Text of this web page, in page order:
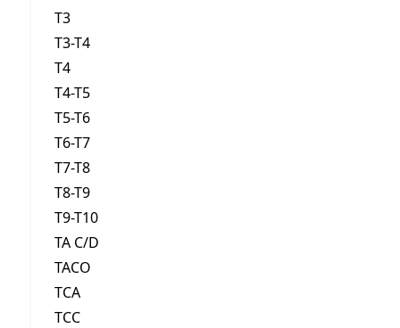
T3
T3-T4
T4
T4-T5
T5-T6
T6-T7
T7-T8
T8-T9
T9-T10
TA C/D
TACO
TCA
TCC